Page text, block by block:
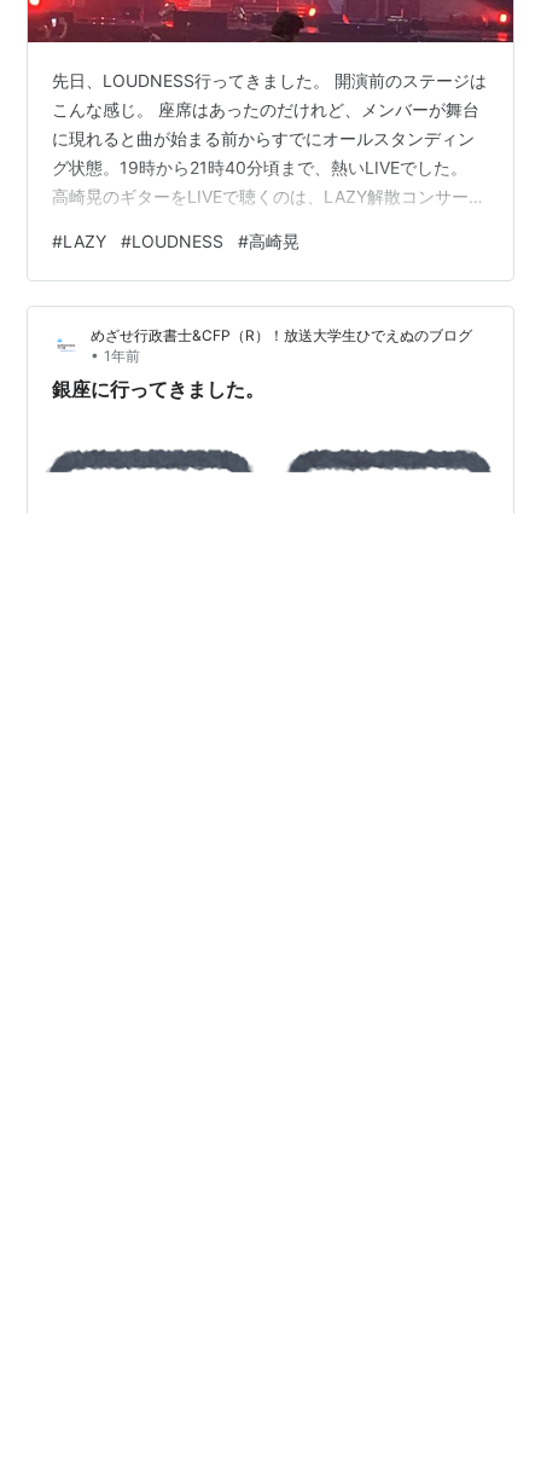
先日、LOUDNESS行ってきました。 開演前のステージは
こんな感じ。 座席はあったのだけれど、メンバーが舞台
に現れると曲が始まる前からすでにオールスタンディン
グ状態。19時から21時40分頃まで、熱いLIVEでした。
高崎晃のギターをLIVEで聴くのは、LAZY解散コンサート
音、かつグルーブを生む希有なギタープレイで、アンコ
ールでは「LOUDNESS」の出だしの叫んでうねるギター
プレイも見られて感激。 結構後方の席だったこともあ
り、プレイ中のシルエットと動きはLAZY時代に重なり、
胸熱。叶わないことだけれど、樋口さんがそこにいたな
らどんな…
#LAZY #LOUDNESS #高崎晃
めざせ行政書士&CFP（R）！放送大学生ひでえぬのブログ
• 1年前
銀座に行ってきました。